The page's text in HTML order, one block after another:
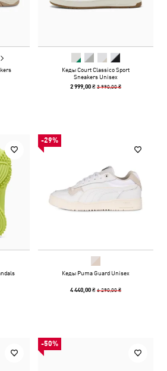
Кеды Court Classico Sport
Sneakers Unisex
2 999,00 ₴3 990,00 ₴
-29%
Кеды Puma Guard Unisex
4 440,00 ₴6 290,00 ₴
-50%